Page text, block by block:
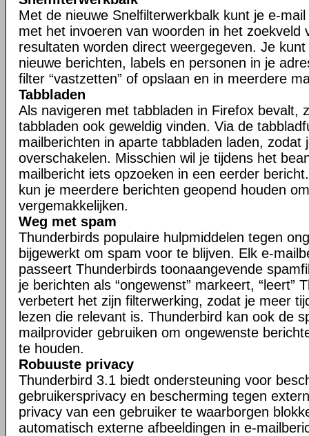
Met de nieuwe Snelfilterwerkbalk kunt je e-
met het invoeren van woorden in het zoekveld
resultaten worden direct weergegeven. Je
nieuwe berichten, labels en personen in je
filter “vastzetten” of opslaan en in meerdere
Tabbladen
Als navigeren met tabbladen in Firefox bevalt,
tabbladen ook geweldig vinden. Via de
mailberichten in aparte tabbladen laden, zodat
overschakelen. Misschien wil je tijdens het
mailbericht iets opzoeken in een eerder
kun je meerdere berichten geopend houden
vergemakkelijken.
Weg met spam
Thunderbirds populaire hulpmiddelen tegen
bijgewerkt om spam voor te blijven. Elk e-
passeert Thunderbirds toonaangevende
je berichten als “ongewenst” markeert, “leert”
verbetert het zijn filterwerking, zodat je meer
lezen die relevant is. Thunderbird kan ook de
mailprovider gebruiken om ongewenste
te houden.
Robuuste privacy
Thunderbird 3.1 biedt ondersteuning voor
gebruikersprivacy en bescherming tegen
privacy van een gebruiker te waarborgen
automatisch externe afbeeldingen in e-